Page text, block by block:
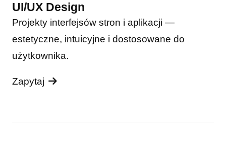
UI/UX Design
Projekty interfejsów stron i aplikacji —
estetyczne, intuicyjne i dostosowane do
użytkownika.
Zapytaj